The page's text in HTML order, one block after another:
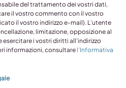
del trattamento dei vostri dati,
il vostro commento con il vostro
il vostro indirizzo e-mail). L’utente
limitazione, opposizione al
i vostri diritti all’indirizzo
informazioni, consultare l’Informativa